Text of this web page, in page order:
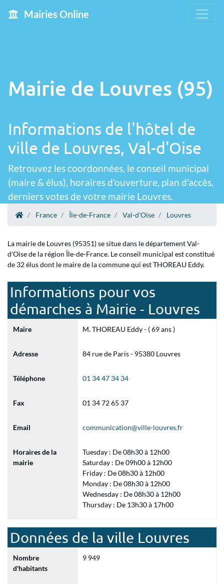
Mairies Online
Mairie de Louvres (95)
Informations de l'hôtel de
ville de Louvres, Val-d'Oise
Retrouvez les coordonnées, le conseil municipal
(maire & élus), horaires d'ouverture, plan d'accès,
derniers votes de votre mairie Louvres.
France Île-de-France Val-d'Oise Louvres
La mairie de Louvres (95351) se situe dans le département Val-
d'Oise de la région Île-de-France. Le conseil municipal est constitué
de 32 élus dont le maire de la commune qui est THOREAU Eddy.
Informations pour vos
démarches à Mairie - Louvres
Maire M. THOREAU Eddy - ( 69 ans )
Adresse 84 rue de Paris - 95380 Louvres
Téléphone 01 34 47 34 34
Fax 01 34 72 65 37
Email communication@ville-louvres.fr
Horaires de la
mairie
Tuesday : De 08h30 à 12h00
Saturday : De 09h00 à 12h00
Friday : De 08h30 à 12h00
Monday : De 08h30 à 12h00
Wednesday : De 08h30 à 12h00
Thursday : De 13h30 à 17h00
Données de la ville Louvres
Nombre
d'habitants
9 949